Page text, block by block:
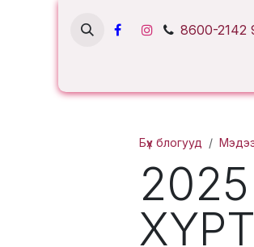
8600-2142
Бүх блогууд